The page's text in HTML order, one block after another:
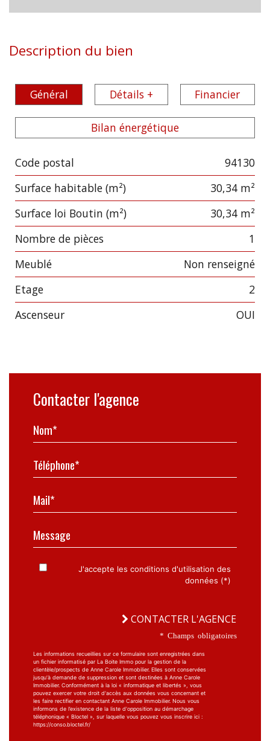
Description du bien
Général Détails + Financier
Bilan énergétique
Label Value
Code postal
94130
Surface habitable (m²)
30,34 m²
Surface loi Boutin (m²)
30,34 m²
Nombre de pièces
1
Meublé
Non renseigné
Etage
2
Ascenseur
OUI
Contacter l'agence
Nom*
Téléphone*
Mail*
Message
J'accepte les conditions d'utilisation des
données (*)
CONTACTER L'AGENCE
* Champs obligatoires
Les informations recueillies sur ce formulaire sont enregistrées dans
un fichier informatisé par La Boite Immo pour la gestion de la
clientèle/prospects de Anne Carole Immobilier. Elles sont conservées
jusqu'à demande de suppression et sont destinées à Anne Carole
Immobilier. Conformément à la loi « informatique et libertés », vous
pouvez exercer votre droit d'accès aux données vous concernant et
les faire rectifier en contactant Anne Carole Immobilier. Nous vous
informons de l’existence de la liste d'opposition au démarchage
téléphonique « Bloctel », sur laquelle vous pouvez vous inscrire ici :
https://conso.bloctel.fr/